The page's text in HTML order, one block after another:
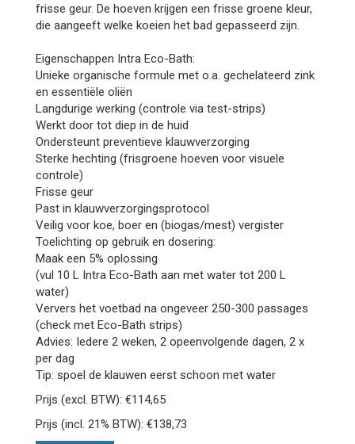
frisse geur. De hoeven krijgen een frisse groene kleur,
die aangeeft welke koeien het bad gepasseerd zijn.
Eigenschappen Intra Eco-Bath:
Unieke organische formule met o.a. gechelateerd zink
en essentiële oliën
Langdurige werking (controle via test-strips)
Werkt door tot diep in de huid
Ondersteunt preventieve klauwverzorging
Sterke hechting (frisgroene hoeven voor visuele
controle)
Frisse geur
Past in klauwverzorgingsprotocol
Veilig voor koe, boer en (biogas/mest) vergister
Toelichting op gebruik en dosering:
Maak een 5% oplossing
(vul 10 L Intra Eco-Bath aan met water tot 200 L
water)
Ververs het voetbad na ongeveer 250-300 passages
(check met Eco-Bath strips)
Advies: Iedere 2 weken, 2 opeenvolgende dagen, 2 x
per dag
Tip: spoel de klauwen eerst schoon met water
Prijs (excl. BTW): €114,65
Prijs (incl. 21% BTW): €138,73